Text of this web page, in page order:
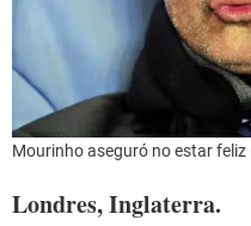
Mourinho aseguró no estar
Londres, Inglaterra.